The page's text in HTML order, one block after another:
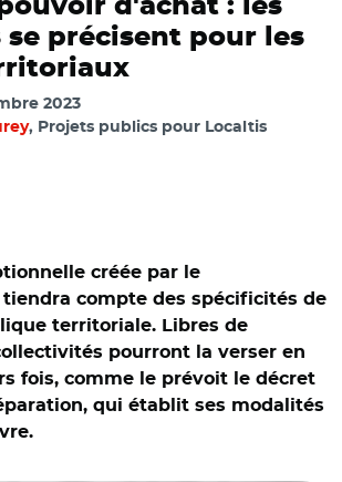
d'achat : les
précisent pour les
2023
, Projets publics pour Localtis
créée par le
compte des spécificités de
territoriale. Libres de
pourront la verser en
fois, comme le prévoit le décret
qui établit ses modalités